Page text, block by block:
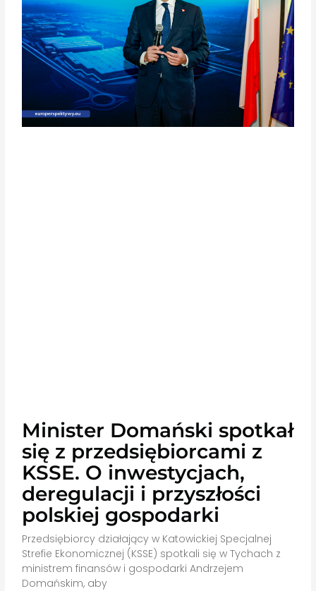
Minister Domański spotkał
się z przedsiębiorcami z
KSSE. O inwestycjach,
deregulacji i przyszłości
polskiej gospodarki
Przedsiębiorcy działający w Katowickiej Specjalnej
Strefie Ekonomicznej (KSSE) spotkali się w Tychach z
ministrem finansów i gospodarki Andrzejem
Domańskim, aby